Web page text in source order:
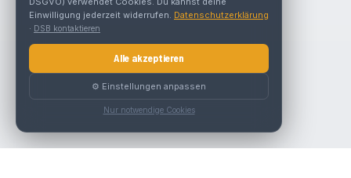
Einwilligung jederzeit widerrufen. Datenschutzerklärung
· DSB kontaktieren
Alle akzeptieren
⚙️ Einstellungen anpassen
Nur notwendige Cookies